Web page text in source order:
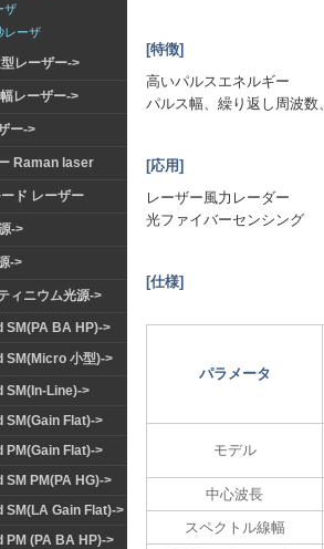
ザ
レーザ
レーザー->
レーザー->
ー->
Raman laser
ド レーザー
->
->
ィニウム光源->
SM(PA BA HP)->
SM(Micro 小型)->
SM(In-Line)->
SM(Gain Flat)->
PM(Gain Flat)->
SM PM(PA HG)->
SM(LA Gain Flat)->
PM (PA BA HP)->
[特徴]
高いパルスエネルギー
パルス幅、繰り返し周波
[応用]
レーザー風力レーダー
光ファイバーセンシング
[仕様]
パラメータ
モデル
中心波長
スペクトル線幅